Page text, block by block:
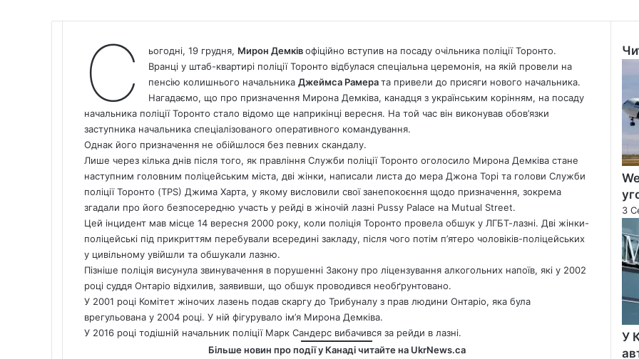
С ьогодні, 19 грудня, Мирон Демківофіційно вступив на посаду очільника поліції Торонто.
Вранці у штаб-квартирі поліції Торонто відбулася спеціальна церемонія, на якій провели на
пенсію колишнього начальника Джеймса Рамерата привели до присяги нового начальника.
Нагадаємо, що про призначення Мирона Демківа, канадця з українським корінням, на посаду
начальника поліції Торонто стало відомо ще наприкінці вересня. На той час він виконував обов’язки
заступника начальника спеціалізованого оперативного командування.
Однак його призначення не обійшлося без певних скандалу.
Лише через кілька днів після того, як правління Служби поліції Торонто оголосило Мирона Демківа стане
наступним головним поліцейським міста, дві жінки, написали листа до мера Джона Торі та голови Служби
поліції Торонто (TPS) Джима Харта, у якому висловили свої занепокоєння щодо призначення, зокрема
згадали про його безпосередню участь у рейді в жіночій лазні Pussy Palace на Mutual Street.
Цей інцидент мав місце 14 вересня 2000 року, коли поліція Торонто провела обшук у ЛГБТ-лазні. Дві жінки-
поліцейські під прикриттям перебували всередині закладу, після чого потім п’ятеро чоловіків-поліцейських
у цивільному увійшли та обшукали лазню.
Пізніше поліція висунула звинувачення в порушенні Закону про ліцензування алкогольних напоїв, які у 2002
році суддя Онтаріо відхилив, заявивши, що обшук проводився необґрунтовано.
У 2001 році Комітет жіночих лазень подав скаргу до Трибуналу з прав людини Онтаріо, яка була
врегульована у 2004 році. У ній фігурувало ім’я Мирона Демківа.
У 2016 році тодішній начальник поліції Марк Сандерс вибачився за рейди в лазні.
Більше новин про події у Канаді читайте на UkrNews.ca
3
У